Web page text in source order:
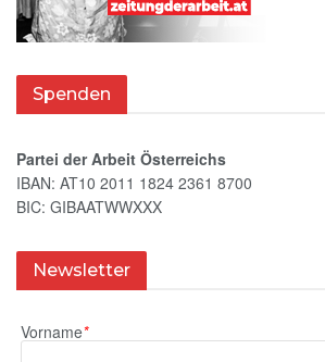
Spenden
Partei der Arbeit Österreichs
IBAN: AT10 2011 1824 2361 8700
BIC: GIBAATWWXXX
Newsletter
Vorname*